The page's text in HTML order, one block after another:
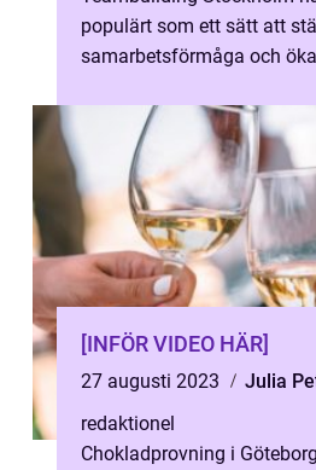
populärt som ett sätt att
samarbetsförmåga och
spänn...
[INFÖR VIDEO HÄR]
27 augusti 2023
Julia
redaktionel
Chokladprovning i